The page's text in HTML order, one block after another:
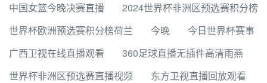
中国女篮今晚决赛直播
2024世界杯非洲区预选赛积分榜
世界杯欧洲预选赛积分榜荷兰
今晚
今日世界杯赛事
广西卫视在线直播观看
360足球直播无插件高清雨燕
世界杯非洲区预选赛直播视频
东方卫视直播回放观看